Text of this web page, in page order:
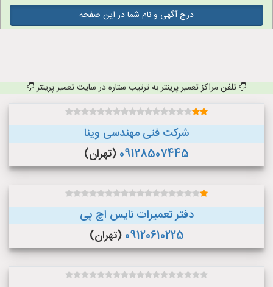
درج آگهی و نام شما در این صفحه
تلفن مراکز تعمیر پرینتر به ترتیب ستاره در سایت تعمیر پرینتر
شرکت فنی مهندسی وینا
09128507445 (تهران)
دفتر تعمیرات نایس اچ پی
09120610225 (تهران)